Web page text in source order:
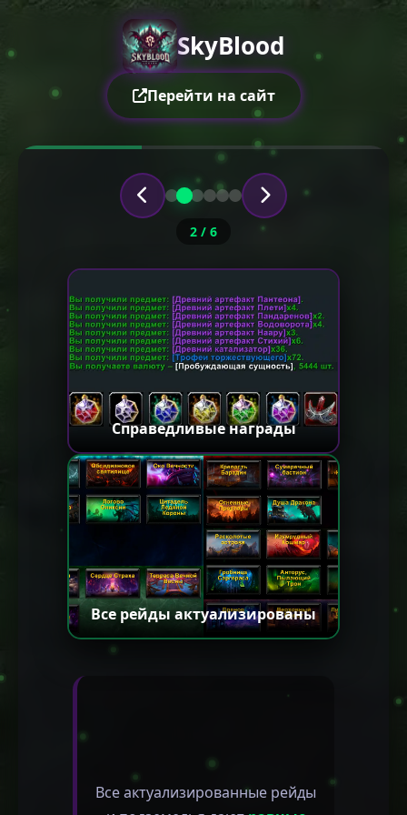
SkyBlood
Перейти на сайт
2 / 6
Справедливые награды
Все рейды актуализированы
Все актуализированные рейды